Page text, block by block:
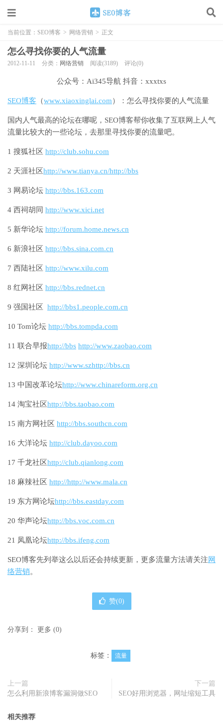
当前位置： SEO博客 > 网络营销 > 正文
怎么寻找你要的人气流量
2012-11-11 分类： 网络营销 阅读(3189) 评论(0)
公众号：Ai345导航 抖音：xxxtxs
SEO博客 （www.xiaoxinglai.com）：怎么寻找你要的人气流量
国内人气最高的论坛在哪呢，SEO博客帮你收集了互联网上人气
流量比较大的一些论坛，去那里寻找你要的流量吧。
1 搜狐社区 http://club.sohu.com
2 天涯社区http://www.tianya.cn/http://bbs
3 网易论坛 http://bbs.163.com
4 西祠胡同 http://www.xici.net
5 新华论坛 http://forum.home.news.cn
6 新浪社区 http://bbs.sina.com.cn
7 西陆社区 http://www.xilu.com
8 红网社区 http://bbs.rednet.cn
9 强国社区 http://bbs1.people.com.cn
10 Tom论坛 http://bbs.tompda.com
11 联合早报http://bbs http://www.zaobao.com
12 深圳论坛 http://www.szhttp://bbs.cn
13 中国改革论坛http://www.chinareform.org.cn
14 淘宝社区http://bbs.taobao.com
15 南方网社区 http://bbs.southcn.com
16 大洋论坛 http://club.dayoo.com
17 千龙社区http://club.qianlong.com
18 麻辣社区 http://http://www.mala.cn
19 东方网论坛http://bbs.eastday.com
20 华声论坛http://bbs.voc.com.cn
21 凤凰论坛http://bbs.ifeng.com
SEO博客先列举这么以后还会持续更新，更多流量方法请关注网
络营销。
赞(0)
分享到： 更多 (0)
标签： 流量
上一篇
怎么利用新浪博客漏洞做SEO
下一篇
SEO好用浏览器，网址缩短工具
相关推荐